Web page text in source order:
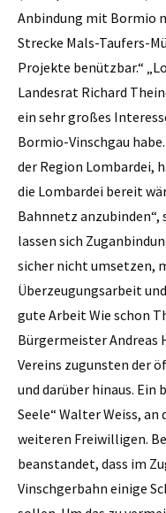
Anbindung mit Bormio
Strecke Mals-Taufers-
Projekte benützbar.“
Landesrat Richard
ein sehr großes
Bormio-­Vinschgau
der Region Lombardei,
die Lombardei bereit
Bahnnetz anzubinden“,
lassen sich
sicher nicht umsetzen,
Überzeugungsarbeit
gute Arbeit Wie schon
Bürgermeister Andreas
Vereins zugunsten der
und darüber hinaus. Ein
Seele“ Walter Weiss,
weiteren Freiwilligen.
beanstandet, dass im
Vinschgerbahn einige